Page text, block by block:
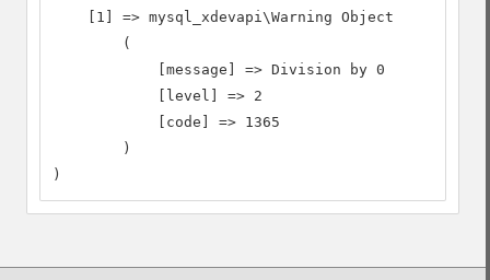
    [1] => mysql_xdevapi\Warning Object
        (
            [message] => Division by 0
            [level] => 2
            [code] => 1365
        )
)